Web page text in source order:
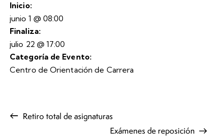
Inicio:
junio 1 @ 08:00
Finaliza:
julio 22 @ 17:00
Categoría de Evento:
Centro de Orientación de Carrera
Retiro total de asignaturas
Exámenes de reposición